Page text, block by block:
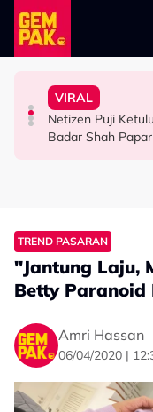
Skip to main content
SELEBRITI
Dazrin Kamarudin
Korek Tabung
VIRAL
Netizen Puji
Badar Shah
SELEBRITI
Sultan Brunei
Malik Ditarik Balik
HIBURAN
Dari Angan-
Inspirasi Di Sebalik
TREND PASARAN
"Jantung Laju,
Betty Paranoid
Amri Hassan
06/04/2020 |